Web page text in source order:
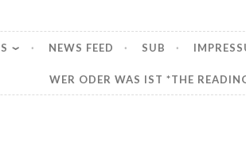
World
NEWS FEED SUB
WER ODER WAS IST *THE